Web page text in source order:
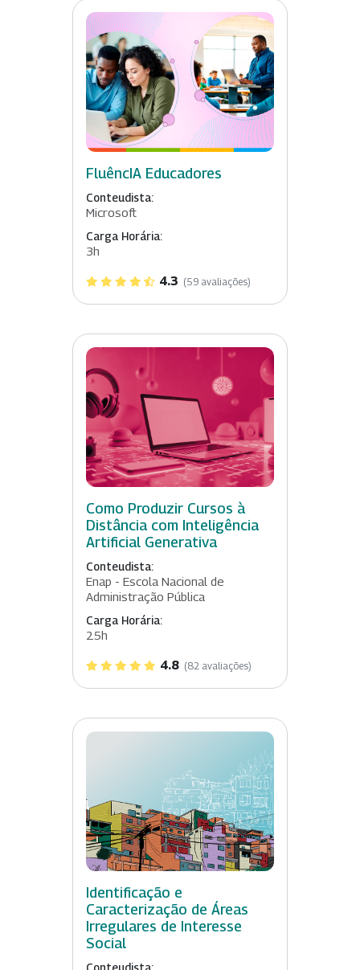
FluêncIA Educadores
Conteudista:
Microsoft
Carga Horária:
3h
4.3 (59 avaliações)
Como Produzir Cursos à
Distância com Inteligência
Artificial Generativa
Conteudista:
Enap - Escola Nacional de
Administração Pública
Carga Horária:
25h
4.8 (82 avaliações)
Identificação e
Caracterização de Áreas
Irregulares de Interesse
Social